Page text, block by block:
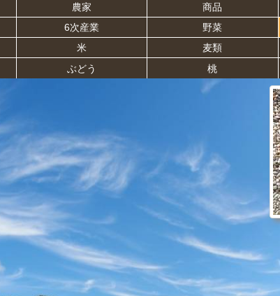
農家 商品
6次産業 野菜
米 麦類
ぶどう 桃